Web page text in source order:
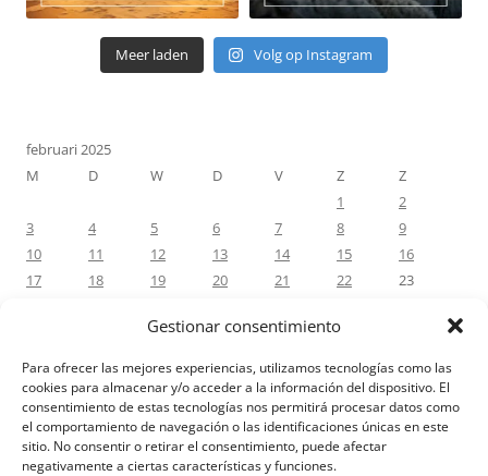
Gestionar consentimiento
Para ofrecer las mejores experiencias, utilizamos tecnologías como las
cookies para almacenar y/o acceder a la información del dispositivo. El
consentimiento de estas tecnologías nos permitirá procesar datos como
el comportamiento de navegación o las identificaciones únicas en este
sitio. No consentir o retirar el consentimiento, puede afectar
negativamente a ciertas características y funciones.
Meer laden Volg op Instagram
februari 2025
M
D W D V Z
Z
1
2
3
4 5 6 7 8
9
10
11 12 13 14 15
16
17
18 19 20 21 22
23
RECENTE REACTIES